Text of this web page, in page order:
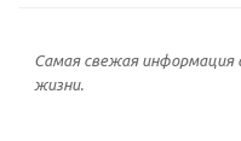
Самая свежая информация
жизни.